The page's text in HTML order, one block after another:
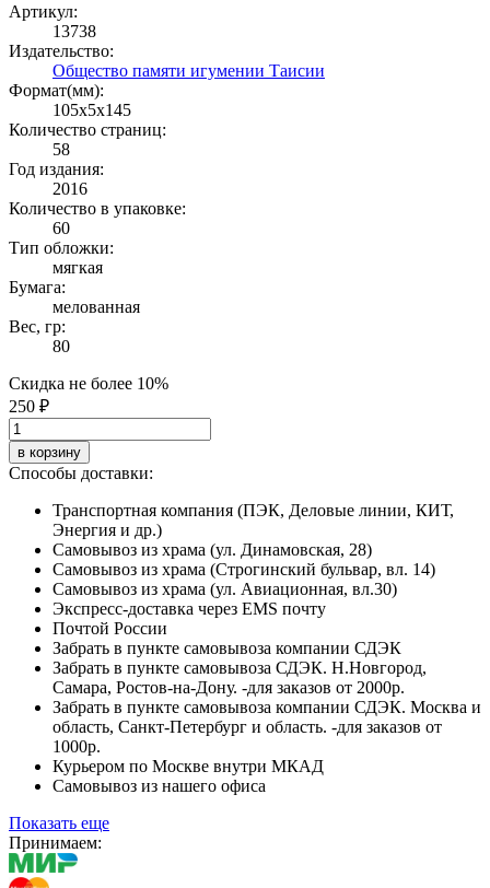
Артикул:
13738
Издательство:
Общество памяти игумении Таисии
Формат(мм):
105x5x145
Количество страниц:
58
Год издания:
2016
Количество в упаковке:
60
Тип обложки:
мягкая
Бумага:
мелованная
Вес, гр:
80
Скидка не более 10%
250 ₽
в корзину
Способы доставки:
Транспортная компания (ПЭК, Деловые линии, КИТ,
Энергия и др.)
Самовывоз из храма (ул. Динамовская, 28)
Самовывоз из храма (Строгинский бульвар, вл. 14)
Самовывоз из храма (ул. Авиационная, вл.30)
Экспресс-доставка через EMS почту
Почтой России
Забрать в пункте самовывоза компании СДЭК
Забрать в пункте самовывоза СДЭК. Н.Новгород,
Самара, Ростов-на-Дону. -для заказов от 2000р.
Забрать в пункте самовывоза компании СДЭК. Москва и
область, Санкт-Петербург и область. -для заказов от
1000р.
Курьером по Москве внутри МКАД
Самовывоз из нашего офиса
Показать еще
Принимаем: